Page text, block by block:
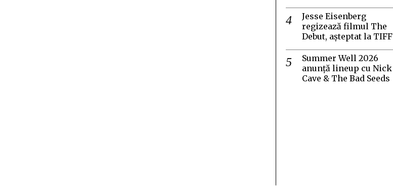
Jesse Eisenberg
regizează filmul The
Debut, așteptat la TIFF
Summer Well 2026
anunță lineup cu Nick
Cave & The Bad Seeds